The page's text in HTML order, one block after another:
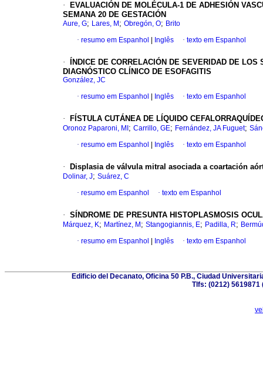
·
EVALUACIÓN DE MOLÉCULA-1 DE ADHESIÓN
SEMANA 20 DE GESTACIÓN
Aure, G; Lares, M ; Obregón, O; Brito
· resumo em Espanhol Inglês · texto em Espanhol
·
ÍNDICE DE CORRELACIÓN DE SEVERIDAD DE
DIAGNÓSTICO CLÍNICO DE ESOFAGITIS
González, JC
· resumo em Espanhol Inglês · texto em Espanhol
· FÍSTULA CUTÁNEA DE LÍQUIDO
Oronoz Paparoni, MI ; Carrillo, GE; Fernández, JA Fuguet;
· resumo em Espanhol Inglês · texto em Espanhol
· Displasia de válvula mitral asociada a coartación
Dolinar, J; Suárez, C
· resumo em Espanhol · texto em Espanhol
· SÍNDROME DE PRESUNTA HISTOPLASMOSIS
Márquez, K; Martínez, M ; Stangogiannis, E; Padilla, R;
· resumo em Espanhol Inglês · texto em Espanhol
Edificio del Decanato, Oficina 50 P.B., Ciudad
Tlfs: (0212) 5619871